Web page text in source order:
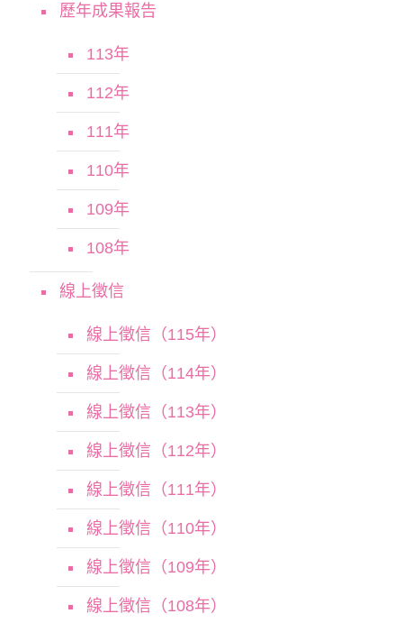
歷年成果報告
113年
112年
111年
110年
109年
108年
線上徵信
線上徵信（115年）
線上徵信（114年）
線上徵信（113年）
線上徵信（112年）
線上徵信（111年）
線上徵信（110年）
線上徵信（109年）
線上徵信（108年）